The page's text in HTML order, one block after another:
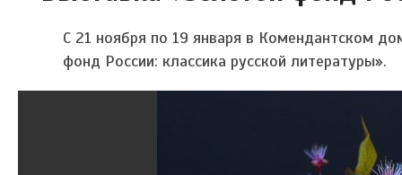
С 21 ноября по 19 января в Комендантском
фонд России: классика русской литературы».